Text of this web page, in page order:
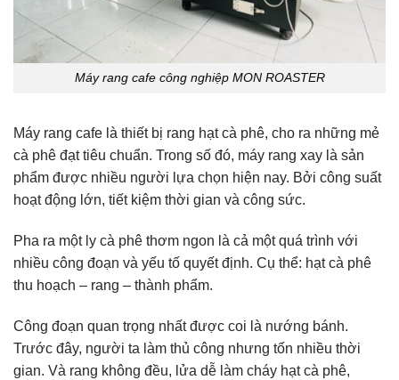
Máy rang cafe công nghiệp MON ROASTER
Máy rang cafe là thiết bị rang hạt cà phê, cho ra những mẻ
cà phê đạt tiêu chuẩn. Trong số đó, máy rang xay là sản
phẩm được nhiều người lựa chọn hiện nay. Bởi công suất
hoạt động lớn, tiết kiệm thời gian và công sức.
Pha ra một ly cà phê thơm ngon là cả một quá trình với
nhiều công đoạn và yếu tố quyết định. Cụ thể: hạt cà phê
thu hoạch – rang – thành phẩm.
Công đoạn quan trọng nhất được coi là nướng bánh.
Trước đây, người ta làm thủ công nhưng tốn nhiều thời
gian. Và rang không đều, lửa dễ làm cháy hạt cà phê,